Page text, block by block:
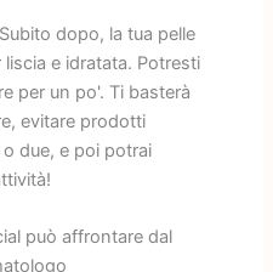
dopo, la tua pelle
e idratata. Potresti
per un po'. Ti basterà
evitare prodotti
due, e poi potrai
può affrontare dal